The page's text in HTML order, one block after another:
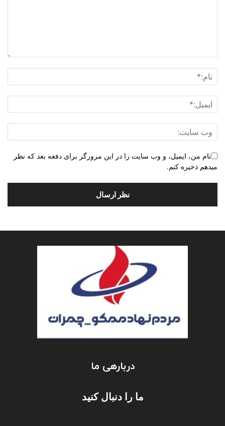
نام من، ایمیل، و وب سایت را در این مرورگر برای دفعه بعد که نظر
میدهم ذخیره کنم.
دربارهی ما
ما را دنبال کنید